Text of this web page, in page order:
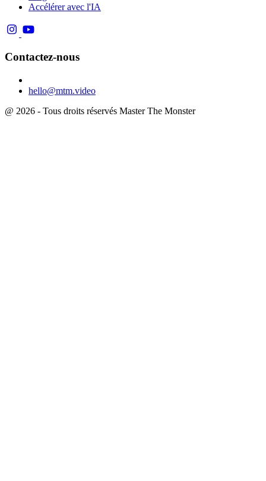
Accélérer avec l'IA
Contactez-nous
hello@mtm.video
@ 2026 - Tous droits réservés Master The Monster